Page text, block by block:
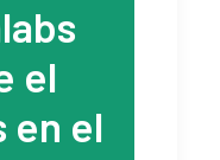
el
en el